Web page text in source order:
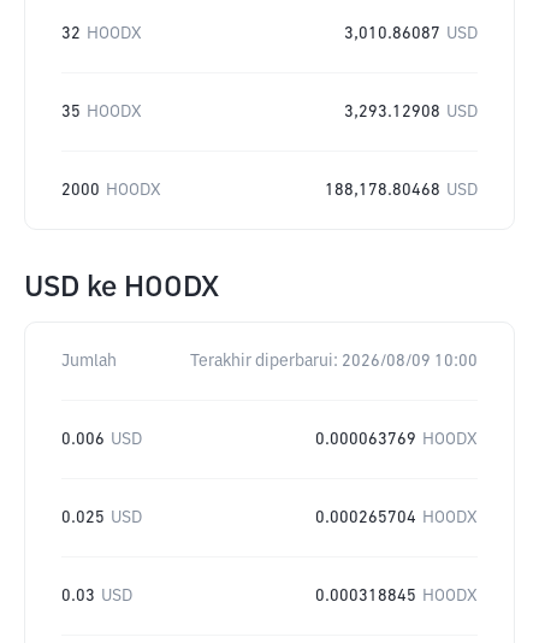
32 HOODX 3,010.86087 USD
35 HOODX 3,293.12908 USD
2000 HOODX 188,178.80468 USD
USD ke HOODX
Jumlah Terakhir diperbarui: 2026/08/09 10:00
0.006 USD 0.000063769 HOODX
0.025 USD 0.000265704 HOODX
0.03 USD 0.000318845 HOODX